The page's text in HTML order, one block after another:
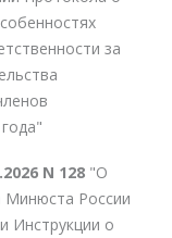
за
N 128 "О
Минюста России
Инструкции о